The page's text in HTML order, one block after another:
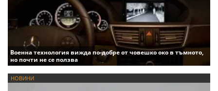
Военна технология вижда по-добре от човешко око в тъмното,
но почти не се ползва
НОВИНИ